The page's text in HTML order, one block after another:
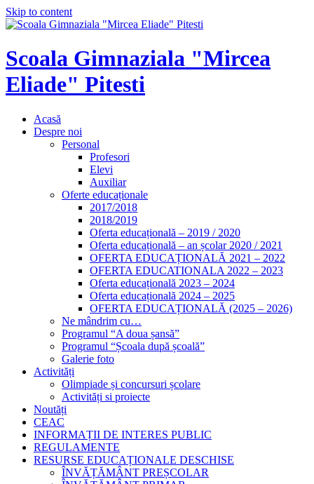
Skip to content
Scoala Gimnaziala "Mircea
Eliade" Pitesti
Acasă
Despre noi
Personal
Profesori
Elevi
Auxiliar
Oferte educaționale
2017/2018
2018/2019
Oferta educațională – 2019 / 2020
Oferta educațională – an școlar 2020 / 2021
OFERTA EDUCAȚIONALĂ 2021 – 2022
OFERTA EDUCATIONALA 2022 – 2023
Oferta educațională 2023 – 2024
Oferta educațională 2024 – 2025
OFERTA EDUCAȚIONALĂ (2025 – 2026)
Ne mândrim cu…
Programul “A doua șansă”
Programul “Școala după școală”
Galerie foto
Activități
Olimpiade și concursuri școlare
Activități si proiecte
Noutăți
CEAC
INFORMAȚII DE INTERES PUBLIC
REGULAMENTE
RESURSE EDUCAȚIONALE DESCHISE
ÎNVĂȚĂMÂNT PREȘCOLAR